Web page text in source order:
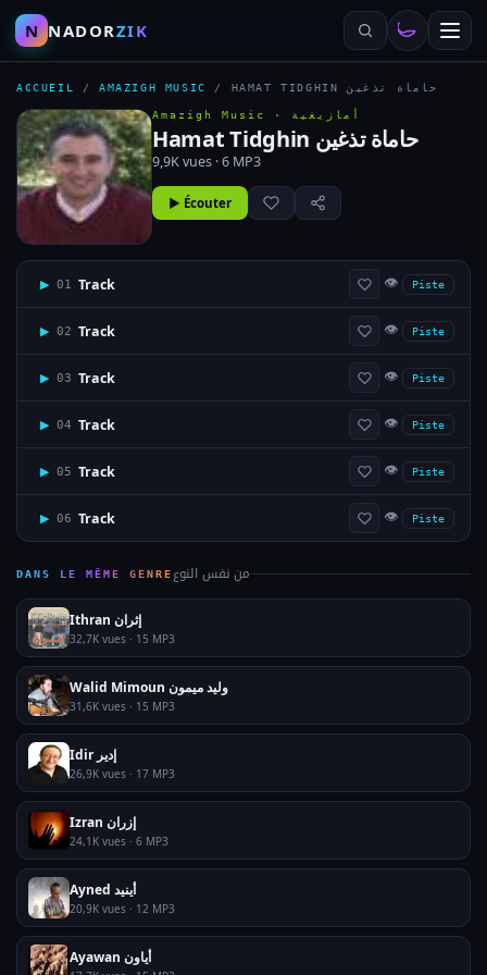
N NADORZIK
ACCUEIL /AMAZIGH MUSIC / HAMAT TIDGHIN حاماة تذغين
Amazigh Music · أمازيغية
Hamat Tidghin حاماة تذغين
9,9K vues · 6 MP3
▶ Écouter
▶ 01 Track 👁 Piste
▶ 02 Track 👁 Piste
▶ 03 Track 👁 Piste
▶ 04 Track 👁 Piste
▶ 05 Track 👁 Piste
▶ 06 Track 👁 Piste
DANS LE MÊME GENRE من نفس النوع
Ithran إثران
32,7K vues · 15 MP3
Walid Mimoun وليد ميمون
31,6K vues · 15 MP3
Idir إدير
26,9K vues · 17 MP3
Izran إزران
24,1K vues · 6 MP3
Ayned أينيد
20,9K vues · 12 MP3
Ayawan أياون